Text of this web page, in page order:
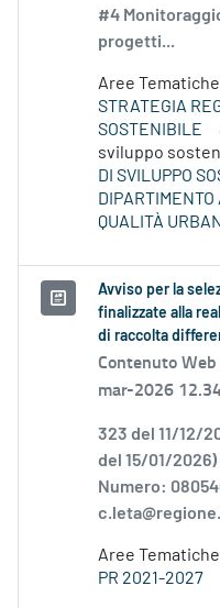
#4
progetti...
Aree
STRATEGIA
SOSTENIBILE
sviluppo
DI SVILUPPO
QUALITÀ
Avviso per la
finalizzate alla
di raccolta
Contenuto
mar-2026
323 del 11/12/
del 15/01/
Numero:
Aree
PR 2021-2027